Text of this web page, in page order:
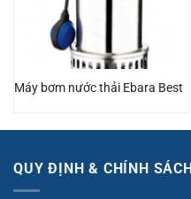
Máy bơm nước thải Ebara Best
QUY ĐỊNH & CHÍNH SÁCH